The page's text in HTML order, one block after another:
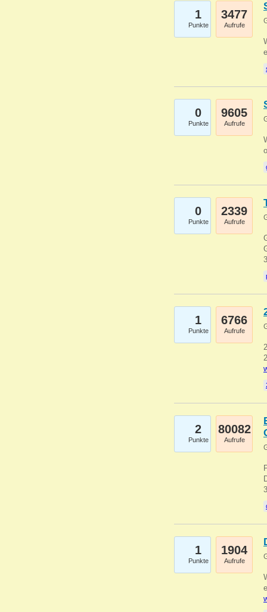
1
Punkte
3477
Aufrufe
0
Punkte
9605
Aufrufe
0
Punkte
2339
Aufrufe
1
Punkte
6766
Aufrufe
2
Punkte
80082
Aufrufe
1
Punkte
1904
Aufrufe